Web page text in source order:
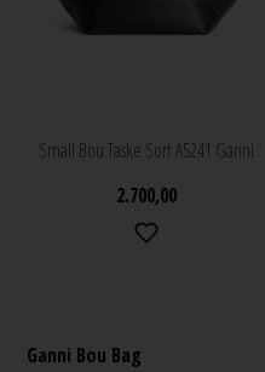
Small Bou Taske Sort A5241 Ganni
2.700,00
Ganni Bou Bag